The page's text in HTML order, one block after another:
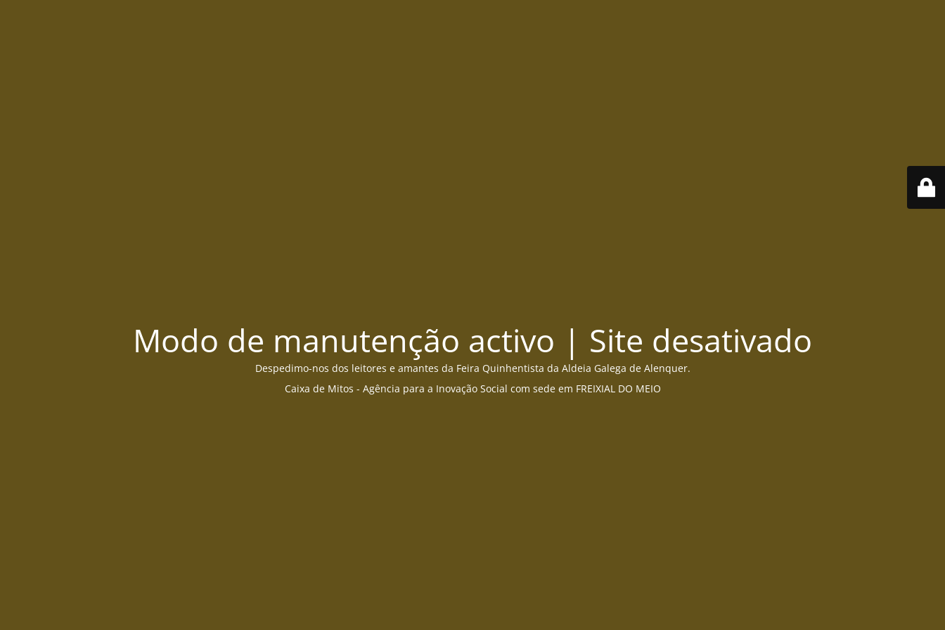
Modo de manutenção activo | Site desativado
Despedimo-nos dos leitores e amantes da Feira Quinhentista da Aldeia Galega de Alenquer.
Caixa de Mitos - Agência para a Inovação Social com sede em FREIXIAL DO MEIO